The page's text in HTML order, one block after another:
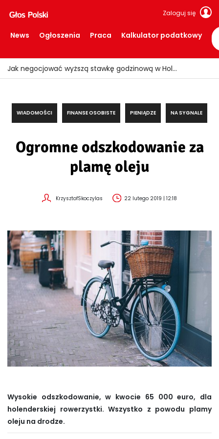
Zaloguj się
News Ogłoszenia Praca Kalkulator podatkowy
Jak negocjować wyższą stawkę godzinową w Holandii?
WIADOMOŚCI FINANSE OSOBISTE PIENIĄDZE NA SYGNALE
Ogromne odszkodowanie za
plamę oleju
KrzysztofSkoczylas 22 lutego 2019 | 12:18
Wysokie odszkodowanie, w kwocie 65 000 euro, dla
holenderskiej rowerzystki. Wszystko z powodu plamy
oleju na drodze.